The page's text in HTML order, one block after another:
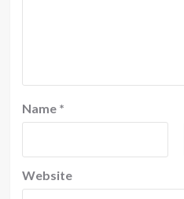
Name *
Website